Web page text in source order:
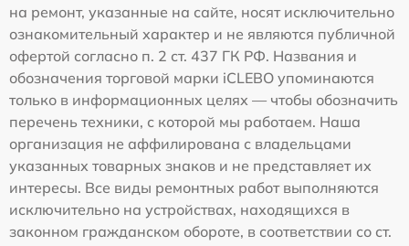
на ремонт, указанные на сайте, носят исключительно
ознакомительный характер и не являются публичной
офертой согласно п. 2 ст. 437 ГК РФ. Названия и
обозначения торговой марки iCLEBO упоминаются
только в информационных целях — чтобы обозначить
перечень техники, с которой мы работаем. Наша
организация не аффилирована с владельцами
указанных товарных знаков и не представляет их
интересы. Все виды ремонтных работ выполняются
исключительно на устройствах, находящихся в
законном гражданском обороте, в соответствии со ст.